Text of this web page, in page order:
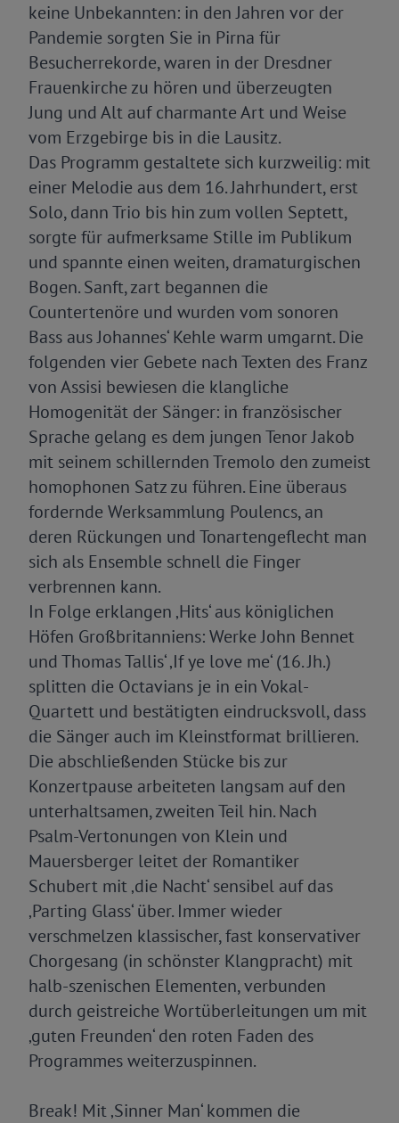
keine Unbekannten: in den Jahren vor der
Pandemie sorgten Sie in Pirna für
Besucherrekorde, waren in der Dresdner
Frauenkirche zu hören und überzeugten
Jung und Alt auf charmante Art und Weise
vom Erzgebirge bis in die Lausitz.
Das Programm gestaltete sich kurzweilig: mit
einer Melodie aus dem 16. Jahrhundert, erst
Solo, dann Trio bis hin zum vollen Septett,
sorgte für aufmerksame Stille im Publikum
und spannte einen weiten, dramaturgischen
Bogen. Sanft, zart begannen die
Countertenöre und wurden vom sonoren
Bass aus Johannes‘ Kehle warm umgarnt. Die
folgenden vier Gebete nach Texten des Franz
von Assisi bewiesen die klangliche
Homogenität der Sänger: in französischer
Sprache gelang es dem jungen Tenor Jakob
mit seinem schillernden Tremolo den zumeist
homophonen Satz zu führen. Eine überaus
fordernde Werksammlung Poulencs, an
deren Rückungen und Tonartengeflecht man
sich als Ensemble schnell die Finger
verbrennen kann.
In Folge erklangen ‚Hits‘ aus königlichen
Höfen Großbritanniens: Werke John Bennet
und Thomas Tallis‘ ‚If ye love me‘ (16. Jh.)
splitten die Octavians je in ein Vokal-
Quartett und bestätigten eindrucksvoll, dass
die Sänger auch im Kleinstformat brillieren.
Die abschließenden Stücke bis zur
Konzertpause arbeiteten langsam auf den
unterhaltsamen, zweiten Teil hin. Nach
Psalm-Vertonungen von Klein und
Mauersberger leitet der Romantiker
Schubert mit ‚die Nacht‘ sensibel auf das
‚Parting Glass‘ über. Immer wieder
verschmelzen klassischer, fast konservativer
Chorgesang (in schönster Klangpracht) mit
halb-szenischen Elementen, verbunden
durch geistreiche Wortüberleitungen um mit
‚guten Freunden‘ den roten Faden des
Programmes weiterzuspinnen.
Break! Mit ‚Sinner Man‘ kommen die